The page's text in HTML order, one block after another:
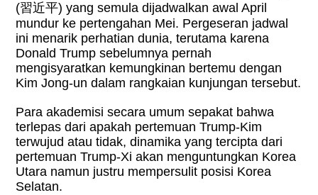
(習近平) yang semula dijadwalkan awal April
mundur ke pertengahan Mei. Pergeseran jadwal
ini menarik perhatian dunia, terutama karena
Donald Trump sebelumnya pernah
mengisyaratkan kemungkinan bertemu dengan
Kim Jong-un dalam rangkaian kunjungan tersebut.
Para akademisi secara umum sepakat bahwa
terlepas dari apakah pertemuan Trump-Kim
terwujud atau tidak, dinamika yang tercipta dari
pertemuan Trump-Xi akan menguntungkan Korea
Utara namun justru mempersulit posisi Korea
Selatan.